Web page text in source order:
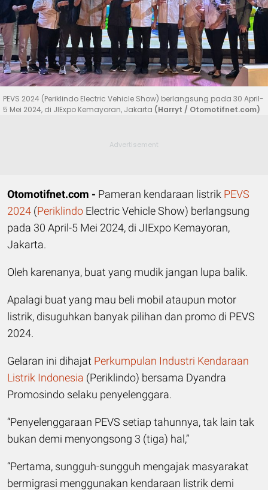
PEVS 2024 (Periklindo Electric Vehicle Show) berlangsung pada 30 April-
5 Mei 2024, di JIExpo Kemayoran, Jakarta (Harryt / Otomotifnet.com)
Otomotifnet.com - Pameran kendaraan listrik PEVS
2024 (Periklindo Electric Vehicle Show) berlangsung
pada 30 April-5 Mei 2024, di JIExpo Kemayoran,
Jakarta.
Oleh karenanya, buat yang mudik jangan lupa balik.
Apalagi buat yang mau beli mobil ataupun motor
listrik, disuguhkan banyak pilihan dan promo di PEVS
2024.
Gelaran ini dihajat Perkumpulan Industri Kendaraan
Listrik Indonesia (Periklindo) bersama Dyandra
Promosindo selaku penyelenggara.
“Penyelenggaraan PEVS setiap tahunnya, tak lain tak
bukan demi menyongsong 3 (tiga) hal,”
“Pertama, sungguh-sungguh mengajak masyarakat
bermigrasi menggunakan kendaraan listrik demi